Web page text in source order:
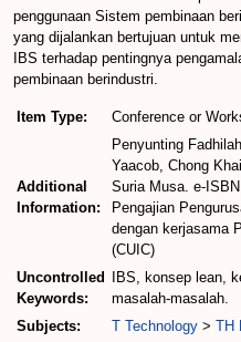
penggunaan Sistem pembinaan
yang dijalankan bertujuan untuk
IBS terhadap pentingnya
pembinaan berindustri.
Item Type: Conference or
Additional
Information:
Penyunting
Yaacob, Chong
Suria Musa. e-
Pengajian
dengan kerjasama
(CUIC)
Uncontrolled
Keywords:
IBS, konsep lean,
masalah-masalah.
Subjects:
T Technology > TH